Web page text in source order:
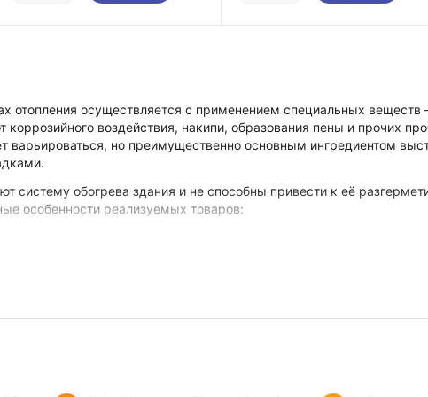
отопления осуществляется с применением специальных веществ
коррозийного воздействия, накипи, образования пены и прочих
варьироваться, но преимущественно основным ингредиентом
систему обогрева здания и не способны привести к её
особенности реализуемых товаров:
или агрессивных веществ;